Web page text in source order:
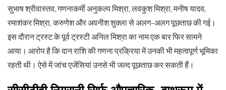
सुभाष श्रीवास्तव, गणनाकर्मी अनुकल्प मिश्रा, लवकुश मिश्रा, मनीष यादव,
रमाशंकर मिश्रा, करुणेश और अवनीश शुक्ला से अलग-अलग पूछताछ की गई।
इस दौरान ट्रस्ट के पूर्व ट्रस्टी अनिल मिश्रा का नाम एक बार फिर सामने
आया। आरोप है कि दान राशि की गणना प्रक्रिया में उनकी भी महत्वपूर्ण भूमिका
रहती थी। ऐसे में जांच एजेंसियां उनसे भी जल्द पूछताछ कर सकती हैं।